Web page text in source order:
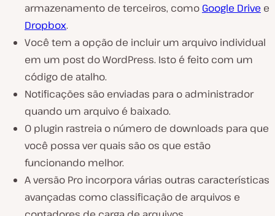
armazenamento de terceiros, como Google Drive e
Dropbox.
Você tem a opção de incluir um arquivo individual
em um post do WordPress. Isto é feito com um
código de atalho.
Notificações são enviadas para o administrador
quando um arquivo é baixado.
O plugin rastreia o número de downloads para que
você possa ver quais são os que estão
funcionando melhor.
A versão Pro incorpora várias outras características
avançadas como classificação de arquivos e